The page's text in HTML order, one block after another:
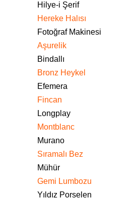
Hilye-i Şerif
Hereke Halısı
Fotoğraf Makinesi
Aşurelik
Bindallı
Bronz Heykel
Efemera
Fincan
Longplay
Montblanc
Murano
Sıramalı Bez
Mühür
Gemi Lumbozu
Yıldız Porselen